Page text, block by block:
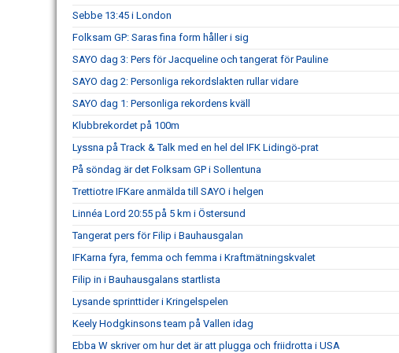
Sebbe 13:45 i London
Folksam GP: Saras fina form håller i sig
SAYO dag 3: Pers för Jacqueline och tangerat för Pauline
SAYO dag 2: Personliga rekordslakten rullar vidare
SAYO dag 1: Personliga rekordens kväll
Klubbrekordet på 100m
Lyssna på Track & Talk med en hel del IFK Lidingö-prat
På söndag är det Folksam GP i Sollentuna
Trettiotre IFKare anmälda till SAYO i helgen
Linnéa Lord 20:55 på 5 km i Östersund
Tangerat pers för Filip i Bauhausgalan
IFKarna fyra, femma och femma i Kraftmätningskvalet
Filip in i Bauhausgalans startlista
Lysande sprinttider i Kringelspelen
Keely Hodgkinsons team på Vallen idag
Ebba W skriver om hur det är att plugga och friidrotta i USA